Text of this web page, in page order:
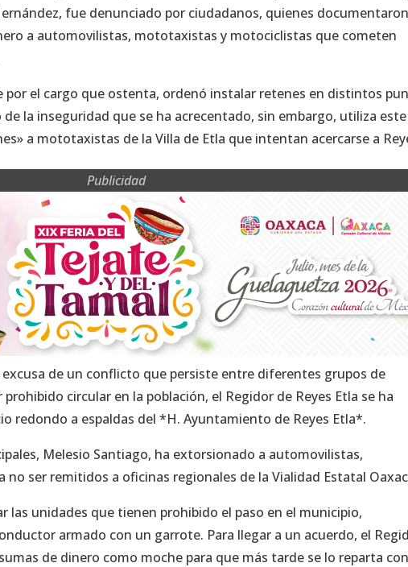
fue denunciado por ciudadanos, quienes
a automovilistas, mototaxistas y motociclistas que cometen
por el cargo que ostenta, ordenó instalar retenes en distintos
la inseguridad que se ha acrecentado, sin embargo, utiliza este
a mototaxistas de la Villa de Etla que intentan acercarse a
Publicidad
de un conflicto que persiste entre diferentes grupos de
circular en la población, el Regidor de Reyes Etla se ha
redondo a espaldas del *H. Ayuntamiento de Reyes Etla*.
Melesio Santiago, ha extorsionado a automovilistas,
ser remitidos a oficinas regionales de la Vialidad Estatal
las unidades que tienen prohibido el paso en el municipio,
armado con un garrote. Para llegar a un acuerdo, el
de dinero como moche para que más tarde se lo reparta